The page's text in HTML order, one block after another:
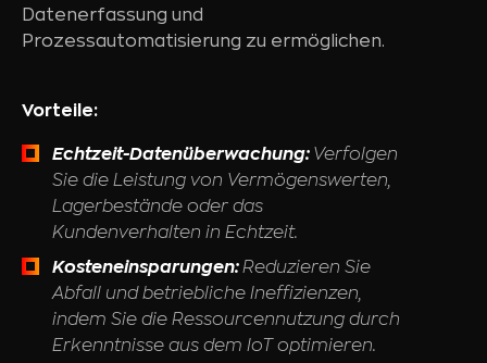
Datenerfassung und
Prozessautomatisierung zu ermöglichen.
Vorteile:
Echtzeit-Datenüberwachung: Verfolgen
Sie die Leistung von Vermögenswerten,
Lagerbestände oder das
Kundenverhalten in Echtzeit.
Kosteneinsparungen:Reduzieren Sie
Abfall und betriebliche Ineffizienzen,
indem Sie die Ressourcennutzung durch
Erkenntnisse aus dem IoT optimieren.